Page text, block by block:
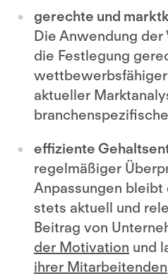
gerechte und
Die Anwendung
die Festlegung
aktueller
effiziente
regelmäßiger
Anpassungen
stets aktuell und
Beitrag von
der Motivation und
ihrer Mitarbeitenden